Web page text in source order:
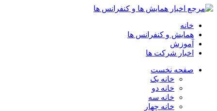
خانه
همایش و کنفرانس ها
آموزش
اخبار شرکت ها
صفحه نخست
خانه یک
خانه دو
خانه سه
خانه چهار